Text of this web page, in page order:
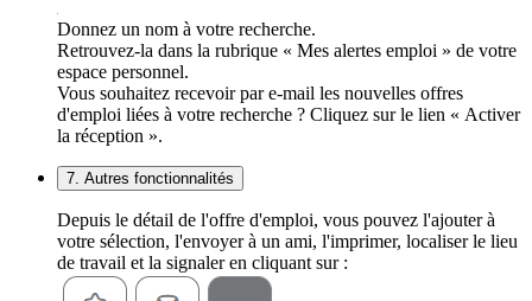
Donnez un nom à votre recherche.
Retrouvez-la dans la rubrique « Mes alertes emploi » de votre
espace personnel.
Vous souhaitez recevoir par e-mail les nouvelles offres
d'emploi liées à votre recherche ? Cliquez sur le lien « Activer
la réception ».
7. Autres fonctionnalités
Depuis le détail de l'offre d'emploi, vous pouvez l'ajouter à
votre sélection, l'envoyer à un ami, l'imprimer, localiser le lieu
de travail et la signaler en cliquant sur :